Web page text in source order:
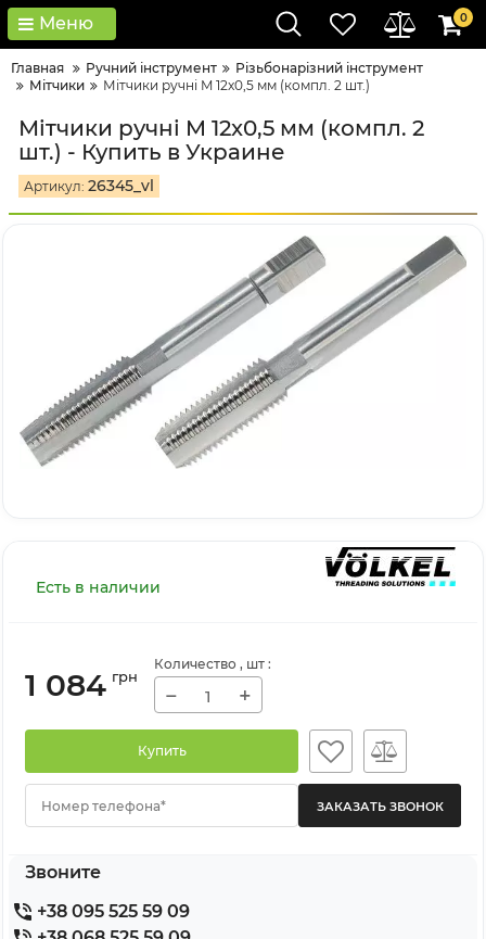
Меню 0
Главная Ручний інструмент
Різьбонарізний інструмент
Мітчики
Мітчики ручні M 12x0,5 мм (компл. 2 шт.)
Мітчики ручні M 12x0,5 мм (компл. 2
шт.) - Купить в Украине
Артикул: 26345_vl
Есть в наличии
1 084 грн
Количество , шт :
− +
Купить
Номер телефона*
Звоните
+38 095 525 59 09